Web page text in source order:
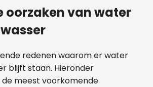
oorzaken van water
redenen waarom er water
blijft staan. Hieronder
meest voorkomende